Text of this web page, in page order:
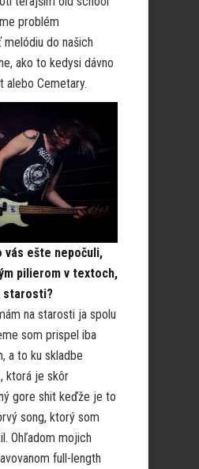
problém
do našich
ako to kedysi dávno
alebo Cemetary.
vás ešte nepočuli,
pilierom v textoch,
starosti?
na starosti ja spolu
som prispel iba
a to ku skladbe
ktorá je skôr
gore shit keďže je to
song, ktorý som
Ohľadom mojich
full-length